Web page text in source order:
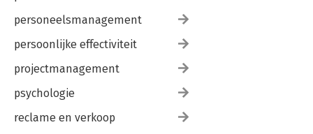
personeelsmanagement
persoonlijke effectiviteit
projectmanagement
psychologie
reclame en verkoop